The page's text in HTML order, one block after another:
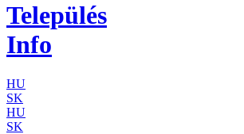
Település
Info
HU
SK
HU
SK